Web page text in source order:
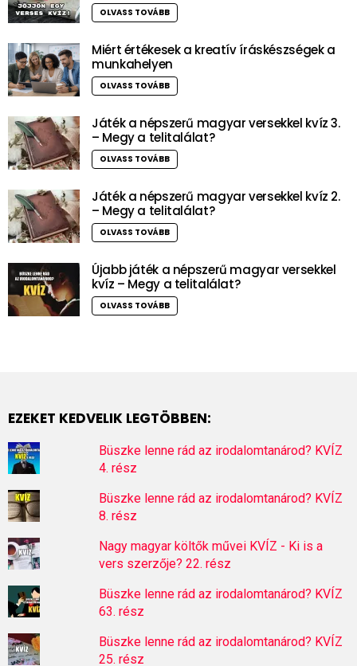
OLVASS TOVÁBB
Miért értékesek a kreatív íráskészségek a
munkahelyen
OLVASS TOVÁBB
Játék a népszerű magyar versekkel kvíz 3.
– Megy a telitalálat?
OLVASS TOVÁBB
Játék a népszerű magyar versekkel kvíz 2.
– Megy a telitalálat?
OLVASS TOVÁBB
Újabb játék a népszerű magyar versekkel
kvíz – Megy a telitalálat?
OLVASS TOVÁBB
EZEKET KEDVELIK LEGTÖBBEN:
Büszke lenne rád az irodalomtanárod? KVÍZ
4. rész
Büszke lenne rád az irodalomtanárod? KVÍZ
8. rész
Nagy magyar költők művei KVÍZ - Ki is a
vers szerzője? 22. rész
Büszke lenne rád az irodalomtanárod? KVÍZ
63. rész
Büszke lenne rád az irodalomtanárod? KVÍZ
25. rész